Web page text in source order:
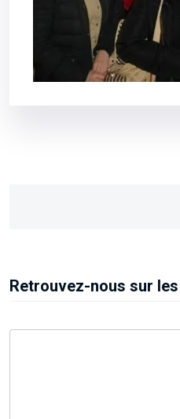
Retrouvez-nous sur